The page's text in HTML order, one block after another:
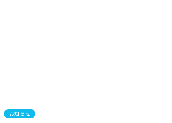
お知らせ